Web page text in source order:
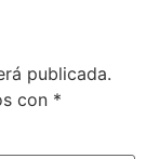
publicada.
con *